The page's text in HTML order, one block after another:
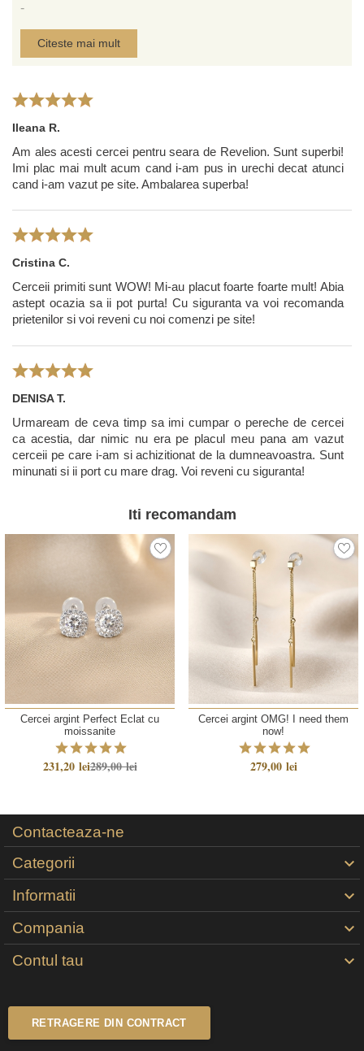
-
Citeste mai mult
Ileana R.
Am ales acesti cercei pentru seara de Revelion. Sunt superbi!
Imi plac mai mult acum cand i-am pus in urechi decat atunci
cand i-am vazut pe site. Ambalarea superba!
Cristina C.
Cerceii primiti sunt WOW! Mi-au placut foarte foarte mult! Abia
astept ocazia sa ii pot purta! Cu siguranta va voi recomanda
prietenilor si voi reveni cu noi comenzi pe site!
DENISA T.
Urmaream de ceva timp sa imi cumpar o pereche de cercei
ca acestia, dar nimic nu era pe placul meu pana am vazut
cerceii pe care i-am si achizitionat de la dumneavoastra. Sunt
minunati si ii port cu mare drag. Voi reveni cu siguranta!
Iti recomandam
Cercei argint Perfect Eclat cu
moissanite
231,20 lei289,00 lei
Cercei argint OMG! I need them
now!
279,00 lei
Contacteaza-ne
Categorii

Informatii 
Compania 
Contul tau 
RETRAGERE DIN CONTRACT